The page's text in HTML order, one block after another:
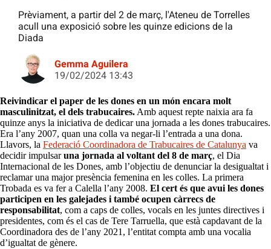
Prèviament, a partir del 2 de març, l'Ateneu de Torrelles
acull una exposició sobre les quinze edicions de la
Diada
Gemma Aguilera
19/02/2024 13:43
Reivindicar el paper de les dones en un món encara molt
masculinitzat, el dels trabucaires.Amb aquest repte naixia ara fa
quinze anys la iniciativa de dedicar una jornada a les dones trabucaires.
Era l’any 2007, quan una colla va negar-li l’entrada a una dona.
Llavors, la Federació Coordinadora de Trabucaires de Catalunya va
decidir impulsaruna jornada al voltant del 8 de març, el Dia
Internacional de les Dones, amb l’objectiu de denunciar la desigualtat i
reclamar una major presència femenina en les colles. La primera
Trobada es va fer a Calella l’any 2008. El cert és que avui les dones
participen en les galejades i també ocupen càrrecs de
responsabilitat, com a caps de colles, vocals en les juntes directives i
presidentes, com és el cas de Tere Tarruella, que està capdavant de la
Coordinadora des de l’any 2021, l’entitat compta amb una vocalia
d’igualtat de gènere.